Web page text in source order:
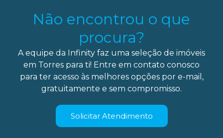
Não encontrou o que
procura?
A equipe da Infinity faz uma seleção de imóveis
em Torres para ti! Entre em contato conosco
para ter acesso às melhores opções por e-mail,
gratuitamente e sem compromisso.
Solicitar Atendimento